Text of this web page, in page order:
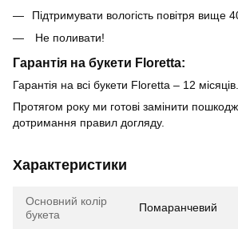
Підтримувати вологість повітря вище
Не поливати!
Гарантія на букети Floretta:
Гарантія на всі букети Floretta – 12 місяців.
Протягом року ми готові замінити
дотримання правил догляду.
Характеристики
Основний колір
букета
Помаранчевий